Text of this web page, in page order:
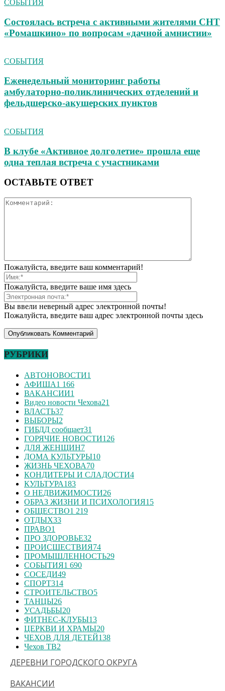
СОБЫТИЯ
Состоялась встреча с активными жителями СНТ
«Ромашкино» по вопросам «дачной амнистии»
СОБЫТИЯ
Еженедельный мониторинг работы
амбулаторно‑поликлинических отделений и
фельдшерско‑акушерских пунктов
СОБЫТИЯ
В клубе «Активное долголетие» прошла еще
одна теплая встреча с участниками
ОСТАВЬТЕ ОТВЕТ
Пожалуйста, введите ваш комментарий!
Пожалуйста, введите ваше имя здесь
Вы ввели неверный адрес электронной почты!
Пожалуйста, введите ваш адрес электронной почты здесь
РУБРИКИ
АВТОНОВОСТИ1
АФИША1 166
ВАКАНСИИ1
Видео новости Чехова21
ВЛАСТЬ37
ВЫБОРЫ2
ГИБДД сообщает31
ГОРЯЧИЕ НОВОСТИ126
ДЛЯ ЖЕНЩИН7
ДОМА КУЛЬТУРЫ10
ЖИЗНЬ ЧЕХОВА70
КОНДИТЕРЫ И СЛАДОСТИ4
КУЛЬТУРА183
О НЕДВИЖИМОСТИ26
ОБРАЗ ЖИЗНИ И ПСИХОЛОГИЯ15
ОБЩЕСТВО1 219
ОТДЫХ33
ПРАВО1
ПРО ЗДОРОВЬЕ32
ПРОИСШЕСТВИЯ74
ПРОМЫШЛЕННОСТЬ29
СОБЫТИЯ1 690
СОСЕДИ49
СПОРТ314
СТРОИТЕЛЬСТВО5
ТАНЦЫ26
УСАДЬБЫ20
ФИТНЕС-КЛУБЫ13
ЦЕРКВИ И ХРАМЫ20
ЧЕХОВ ДЛЯ ДЕТЕЙ138
Чехов ТВ2
ДЕРЕВНИ ГОРОДСКОГО ОКРУГА
ВАКАНСИИ